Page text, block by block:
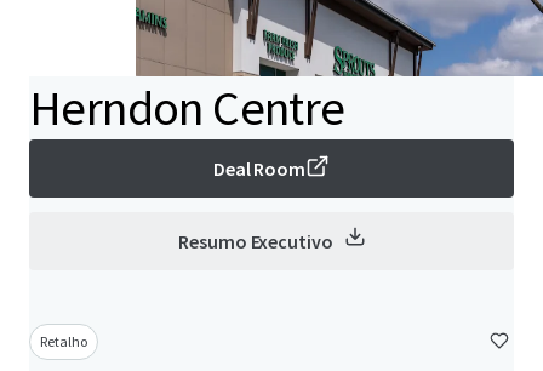
Herndon Centre
Deal Room
Resumo Executivo
Retalho